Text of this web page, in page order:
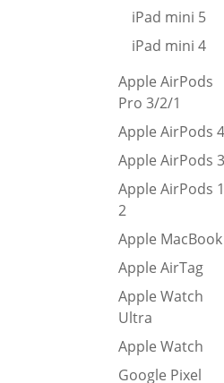
iPad mini 5
iPad mini 4
Apple AirPods
Pro 3/2/1
Apple AirPods 4
Apple AirPods 3
Apple AirPods
2
Apple MacBook
Apple AirTag
Apple Watch
Ultra
Apple Watch
Google Pixel